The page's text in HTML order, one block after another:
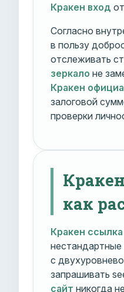
Кракен вход
Согласно
в пользу
отслеживать
зеркало не
Кракен
залоговой
проверки
как
Кракен ссылка
с
запрашивать
сайт никогда